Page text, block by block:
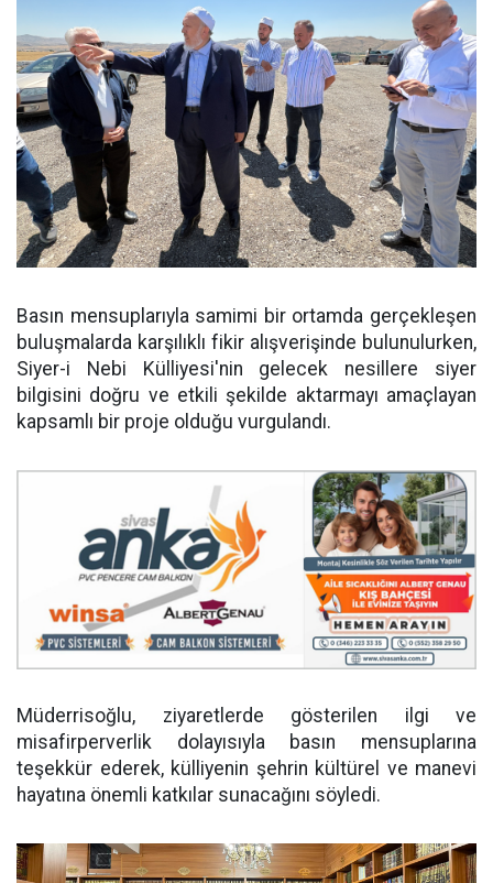
Basın mensuplarıyla samimi bir ortamda gerçekleşen
buluşmalarda karşılıklı fikir alışverişinde bulunulurken,
Siyer-i Nebi Külliyesi'nin gelecek nesillere siyer
bilgisini doğru ve etkili şekilde aktarmayı amaçlayan
kapsamlı bir proje olduğu vurgulandı.
Müderrisoğlu, ziyaretlerde gösterilen ilgi ve
misafirperverlik dolayısıyla basın mensuplarına
teşekkür ederek, külliyenin şehrin kültürel ve manevi
hayatına önemli katkılar sunacağını söyledi.